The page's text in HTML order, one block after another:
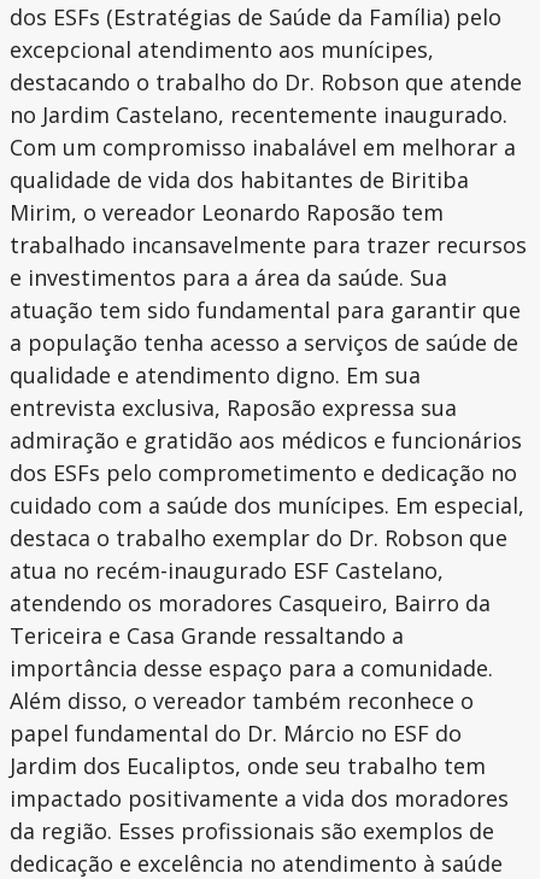
dos ESFs (Estratégias de Saúde da Família) pelo
excepcional atendimento aos munícipes,
destacando o trabalho do Dr. Robson que atende
no Jardim Castelano, recentemente inaugurado.
Com um compromisso inabalável em melhorar a
qualidade de vida dos habitantes de Biritiba
Mirim, o vereador Leonardo Raposão tem
trabalhado incansavelmente para trazer recursos
e investimentos para a área da saúde. Sua
atuação tem sido fundamental para garantir que
a população tenha acesso a serviços de saúde de
qualidade e atendimento digno. Em sua
entrevista exclusiva, Raposão expressa sua
admiração e gratidão aos médicos e funcionários
dos ESFs pelo comprometimento e dedicação no
cuidado com a saúde dos munícipes. Em especial,
destaca o trabalho exemplar do Dr. Robson que
atua no recém-inaugurado ESF Castelano,
atendendo os moradores Casqueiro, Bairro da
Tericeira e Casa Grande ressaltando a
importância desse espaço para a comunidade.
Além disso, o vereador também reconhece o
papel fundamental do Dr. Márcio no ESF do
Jardim dos Eucaliptos, onde seu trabalho tem
impactado positivamente a vida dos moradores
da região. Esses profissionais são exemplos de
dedicação e excelência no atendimento à saúde